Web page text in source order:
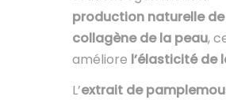
production naturelle de
collagène de la peau,
améliore l’élasticité de
L’extrait de